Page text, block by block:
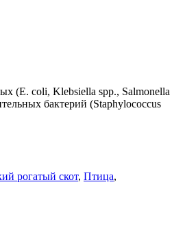
(E. coli, Klebsiella spp., Salmonella
бактерий (Staphylococcus
рогатый скот, Птица,